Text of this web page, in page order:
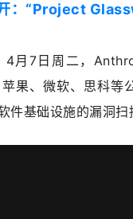
：“Project
4月7日周二，
苹果、微软、思科
件基础设施的漏洞扫